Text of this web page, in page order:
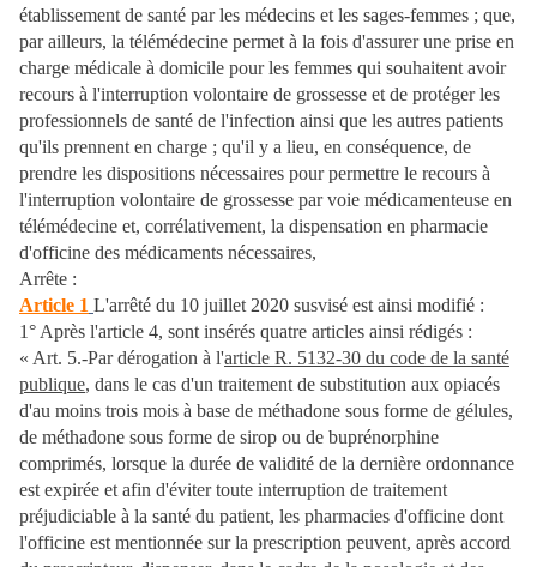
établissement de santé par les médecins et les sages-femmes ; que,
par ailleurs, la télémédecine permet à la fois d'assurer une prise en
charge médicale à domicile pour les femmes qui souhaitent avoir
recours à l'interruption volontaire de grossesse et de protéger les
professionnels de santé de l'infection ainsi que les autres patients
qu'ils prennent en charge ; qu'il y a lieu, en conséquence, de
prendre les dispositions nécessaires pour permettre le recours à
l'interruption volontaire de grossesse par voie médicamenteuse en
télémédecine et, corrélativement, la dispensation en pharmacie
d'officine des médicaments nécessaires,
Arrête :
Article 1 L'arrêté du 10 juillet 2020 susvisé est ainsi modifié :
1° Après l'article 4, sont insérés quatre articles ainsi rédigés :
« Art. 5.-Par dérogation à l'article R. 5132-30 du code de la santé
publique, dans le cas d'un traitement de substitution aux opiacés
d'au moins trois mois à base de méthadone sous forme de gélules,
de méthadone sous forme de sirop ou de buprénorphine
comprimés, lorsque la durée de validité de la dernière ordonnance
est expirée et afin d'éviter toute interruption de traitement
préjudiciable à la santé du patient, les pharmacies d'officine dont
l'officine est mentionnée sur la prescription peuvent, après accord